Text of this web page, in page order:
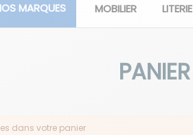
MARQUES MOBILIER LITERIE
PANIER
dans votre panier